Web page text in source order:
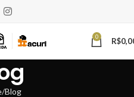
0 R$
Blog